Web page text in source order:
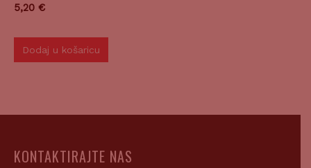
5,20 €
Dodaj u košaricu
KONTAKTIRAJTE NAS